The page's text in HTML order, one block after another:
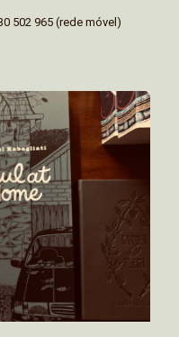
502 965 (rede móvel)